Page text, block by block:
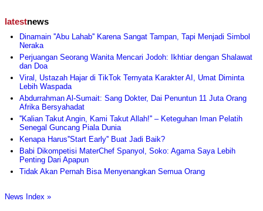
latestnews
Dinamain ''Abu Lahab'' Karena Sangat Tampan, Tapi Menjadi Simbol
Neraka
Perjuangan Seorang Wanita Mencari Jodoh: Ikhtiar dengan Shalawat
dan Doa
Viral, Ustazah Hajar di TikTok Ternyata Karakter AI, Umat Diminta
Lebih Waspada
Abdurrahman Al-Sumait: Sang Dokter, Dai Penuntun 11 Juta Orang
Afrika Bersyahadat
''Kalian Takut Angin, Kami Takut Allah!'' – Keteguhan Iman Pelatih
Senegal Guncang Piala Dunia
Kenapa Harus''Start Early'' Buat Jadi Baik?
Babi Dikompetisi MaterChef Spanyol, Soko: Agama Saya Lebih
Penting Dari Apapun
Tidak Akan Pernah Bisa Menyenangkan Semua Orang
News Index »